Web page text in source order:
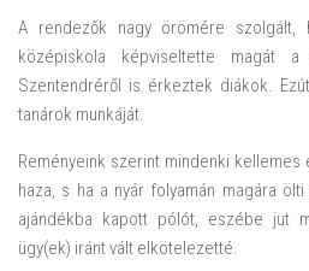
A rendezők nagy örömére szolgált,
középiskola képviseltette magát
Szentendréről is érkeztek diákok.
tanárok munkáját.
Reményeink szerint mindenki
haza, s ha a nyár folyamán magára
ajándékba kapott pólót, eszébe jut
ügy(ek) iránt vált elkötelezetté.